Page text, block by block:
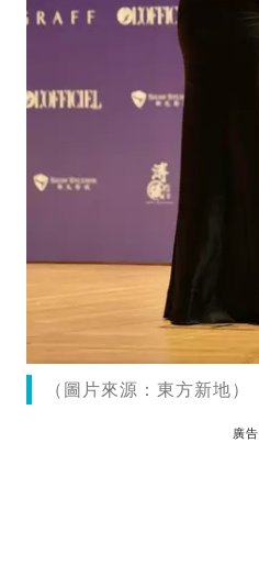
（圖片來源：東方新地）
廣告